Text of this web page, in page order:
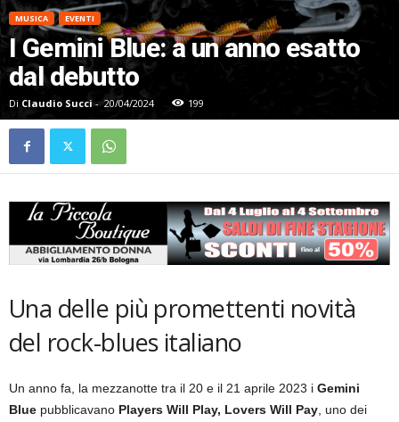
MUSICA EVENTI
I Gemini Blue: a un anno esatto
dal debutto
Di Claudio Succi- 20/04/2024 199
Una delle più promettenti novità
del rock-blues italiano
Un anno fa, la mezzanotte tra il 20 e il 21 aprile 2023 i Gemini
Blue pubblicavano Players Will Play, Lovers Will Pay , uno dei